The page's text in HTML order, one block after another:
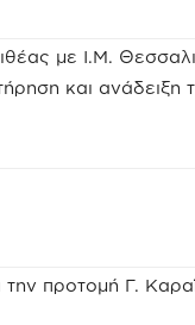
με Ι.Μ.
και ανάδειξη
προτομή Γ.